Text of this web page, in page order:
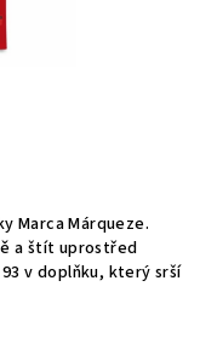
Marca Márqueze.
a štít uprostřed
v doplňku, který srší